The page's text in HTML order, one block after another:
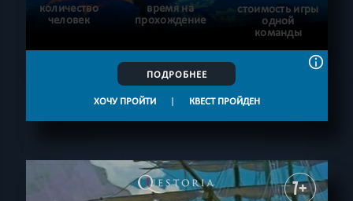
количество
человек
время на
прохождение
стоимость игры
одной
команды
ПОДРОБНЕЕ
ХОЧУ ПРОЙТИ | КВЕСТ ПРОЙДЕН
7+